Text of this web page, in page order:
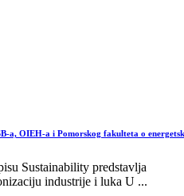
a, OIEH-a i Pomorskog fakulteta o
Sustainability predstavlja
industrije i luka U ...